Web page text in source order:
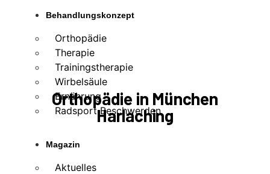
Behandlungskonzept
Orthopädie
Therapie
Trainingstherapie
Wirbelsäule
Ernährung
Radsport Beschwerden
Magazin
Aktuelles
Orthopädie in München
Harlaching